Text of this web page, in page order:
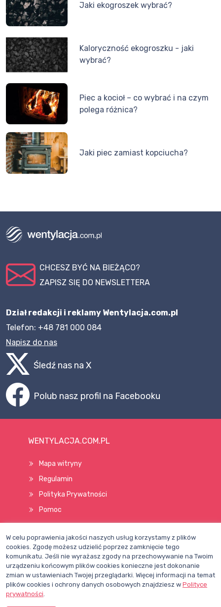
Jaki ekogroszek wybrać?
Kaloryczność ekogroszku - jaki
wybrać?
Piec a kocioł – co wybrać i na czym
polega różnica?
Jaki piec zamiast kopciucha?
CHCESZ BYĆ NA BIEŻĄCO?
ZAPISZ SIĘ DO NEWSLETTERA
Dział redakcji i reklamy Wentylacja.com.pl
Telefon: +48 781 000 084
Napisz do nas
Śledź nas na X
Polub nasz profil na Facebooku
WENTYLACJA.COM.PL
Mapa witryny
Regulamin
Polityka Prywatności
Pomoc
Wszelkie prawa zastrzeżone © 1998–2026
W celu poprawienia jakości naszych usług korzystamy z plików
cookies. Zgodę możesz udzielić poprzez zamknięcie tego
komunikatu. Jeśli nie wyrażasz zgody na przechowywanie na Twoim
urządzeniu końcowym plików cookies konieczne jest dokonanie
zmian w ustawieniach Twojej przeglądarki. Więcej informacji na temat
plików cookies i ochrony danych osobowych znajdziesz w Polityce
prywatności.